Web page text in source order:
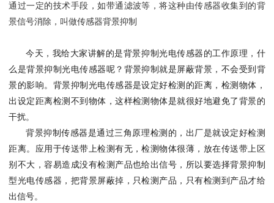
通过一定的技术手段，如带通滤波等，将这种由传感器收集到的背
景信号消除，叫做传感器背景抑制
今天，我给大家讲解的是背景抑制光电传感器的工作原理，什
么是背景抑制光电传感器呢？背景抑制就是屏蔽背景，不会受到背
景的影响。背景抑制光电传感器是设定好检测的距离，检测物体，
出设定距离检测不到物体，这样检测物体是就很好地避免了背景的
干扰。
背景抑制传感器是通过三角原理检测的，出厂是就设定好检测
距离。应用于传送带上检测有无，检测物体很薄，放在传送带上区
别不大，容易造成没有检测产品也给出信号，所以要选择背景抑制
型光电传感器，把背景屏蔽掉，只检测产品，只有检测到产品才给
出信号。